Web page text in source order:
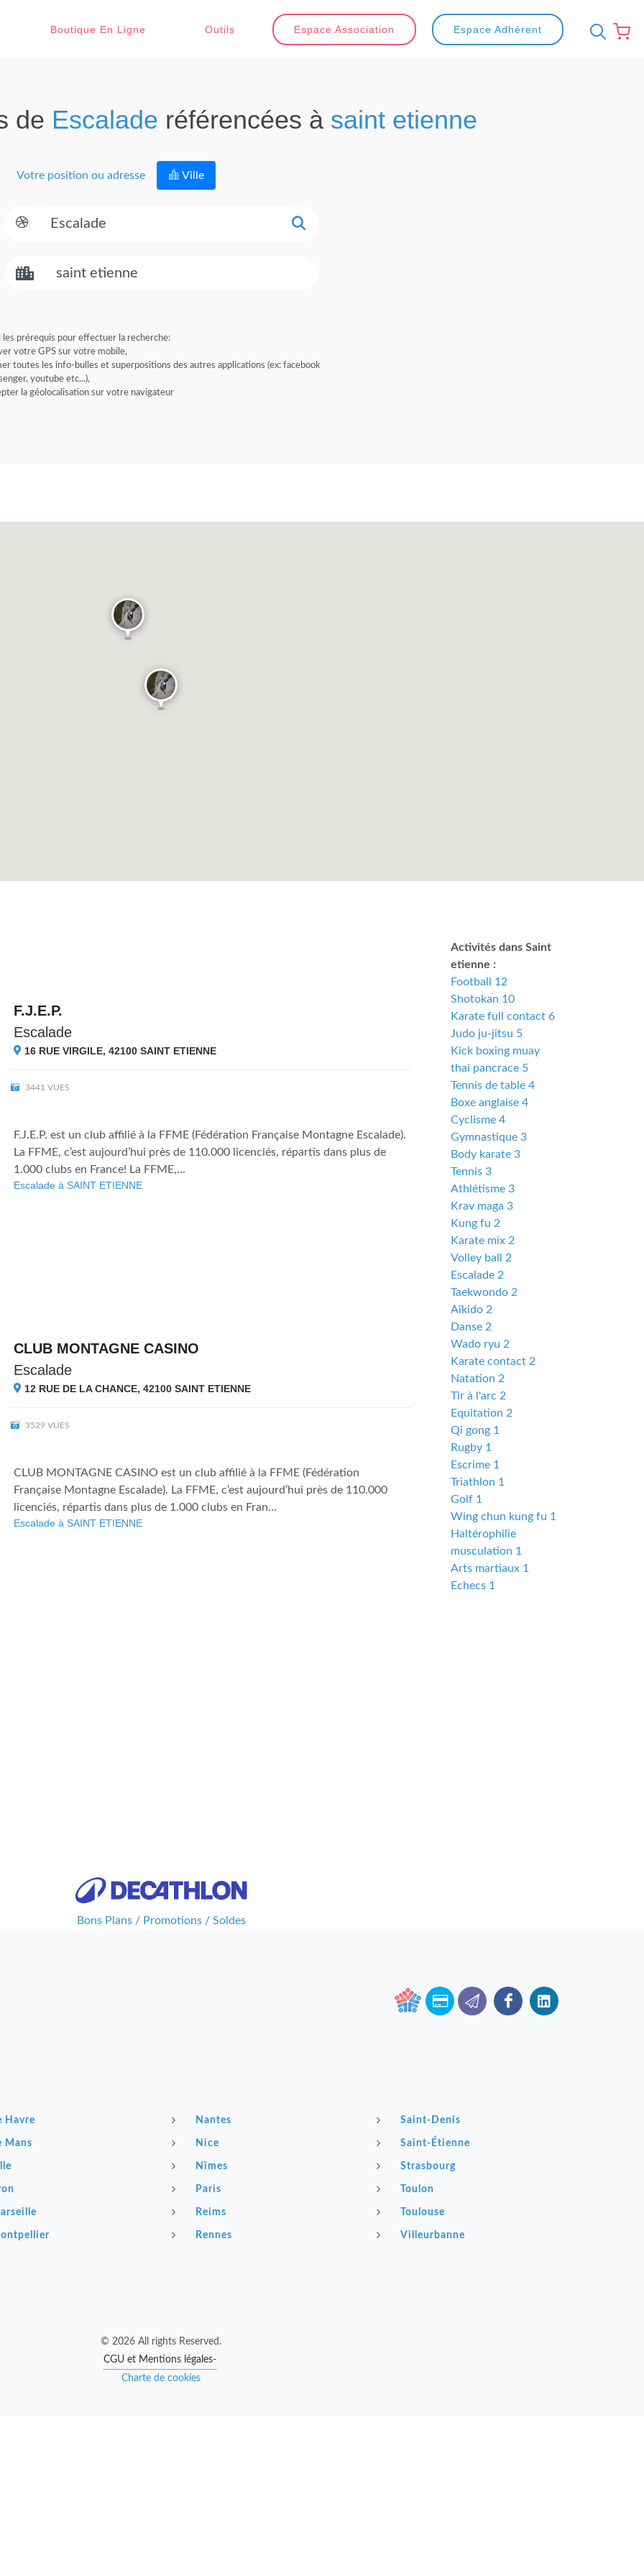
Boutique En Ligne Outils Espace Association Espace Adhérent
de Escalade référencées à saint etienne
Votre position ou adresse Ville
les prérequis pour effectuer la recherche:
votre GPS sur votre mobile,
toutes les info-bulles et superpositions des autres applications (ex: facebook
youtube etc...),
la géolocalisation sur votre navigateur
F.J.E.P.
Escalade
16 RUE VIRGILE, 42100SAINT ETIENNE
3441 VUES
F.J.E.P. est un club affilié à la FFME (Fédération Française Montagne Escalade).
La FFME, c’est aujourd’hui près de 110.000 licenciés, répartis dans plus de
1.000 clubs en France! La FFME,...
Escalade à SAINT ETIENNE
CLUB MONTAGNE CASINO
Escalade
12 RUE DE LA CHANCE, 42100SAINT ETIENNE
3529 VUES
CLUB MONTAGNE CASINO est un club affilié à la FFME (Fédération
Française Montagne Escalade). La FFME, c’est aujourd’hui près de 110.000
licenciés, répartis dans plus de 1.000 clubs en Fran...
Escalade à SAINT ETIENNE
Activités dans Saint
etienne :
Football 12
Shotokan 10
Karate full contact 6
Judo ju-jitsu 5
Kick boxing muay
thai pancrace 5
Tennis de table 4
Boxe anglaise 4
Cyclisme 4
Gymnastique 3
Body karate 3
Tennis 3
Athlétisme 3
Krav maga 3
Kung fu 2
Karate mix 2
Volley ball 2
Escalade 2
Taekwondo 2
Aïkido 2
Danse 2
Wado ryu 2
Karate contact 2
Natation 2
Tir à l'arc 2
Equitation 2
Qi gong 1
Rugby 1
Escrime 1
Triathlon 1
Golf 1
Wing chun kung fu 1
Haltérophilie
musculation 1
Arts martiaux 1
Echecs 1
Bons Plans / Promotions / Soldes
Havre
Mans
Nantes
Nice
Nîmes
Paris
Reims
Rennes
Saint-Denis
Saint-Étienne
Strasbourg
Toulon
Toulouse
Villeurbanne
© 2026 All rights Reserved.
CGU et Mentions légales-
Charte de cookies